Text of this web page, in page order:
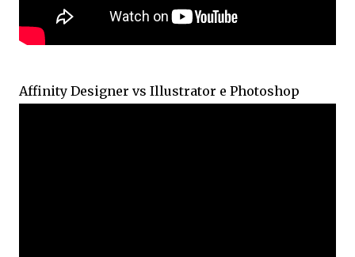
Affinity Designer vs Illustrator e Photoshop